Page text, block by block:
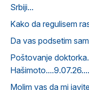
Srbiji...
Kako da regulisem
Da vas podsetim
Poštovanje
Molim vas da mi